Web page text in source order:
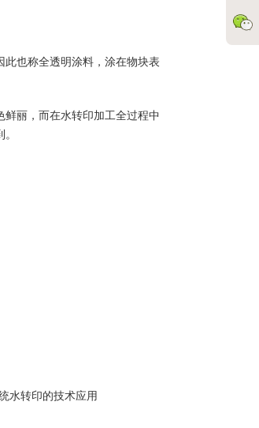
也称全透明涂料，涂在物块表
丽，而在水转印加工全过程中
水转印的技术应用